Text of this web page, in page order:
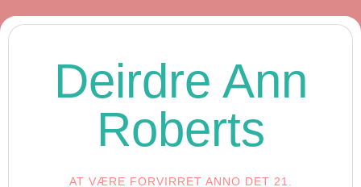
Deirdre Ann
Roberts
AT VÆRE FORVIRRET ANNO DET 21.